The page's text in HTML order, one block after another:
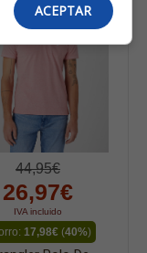
44,95€
26,97€
IVA incluido
17,98€ (40%)
ACEPTAR